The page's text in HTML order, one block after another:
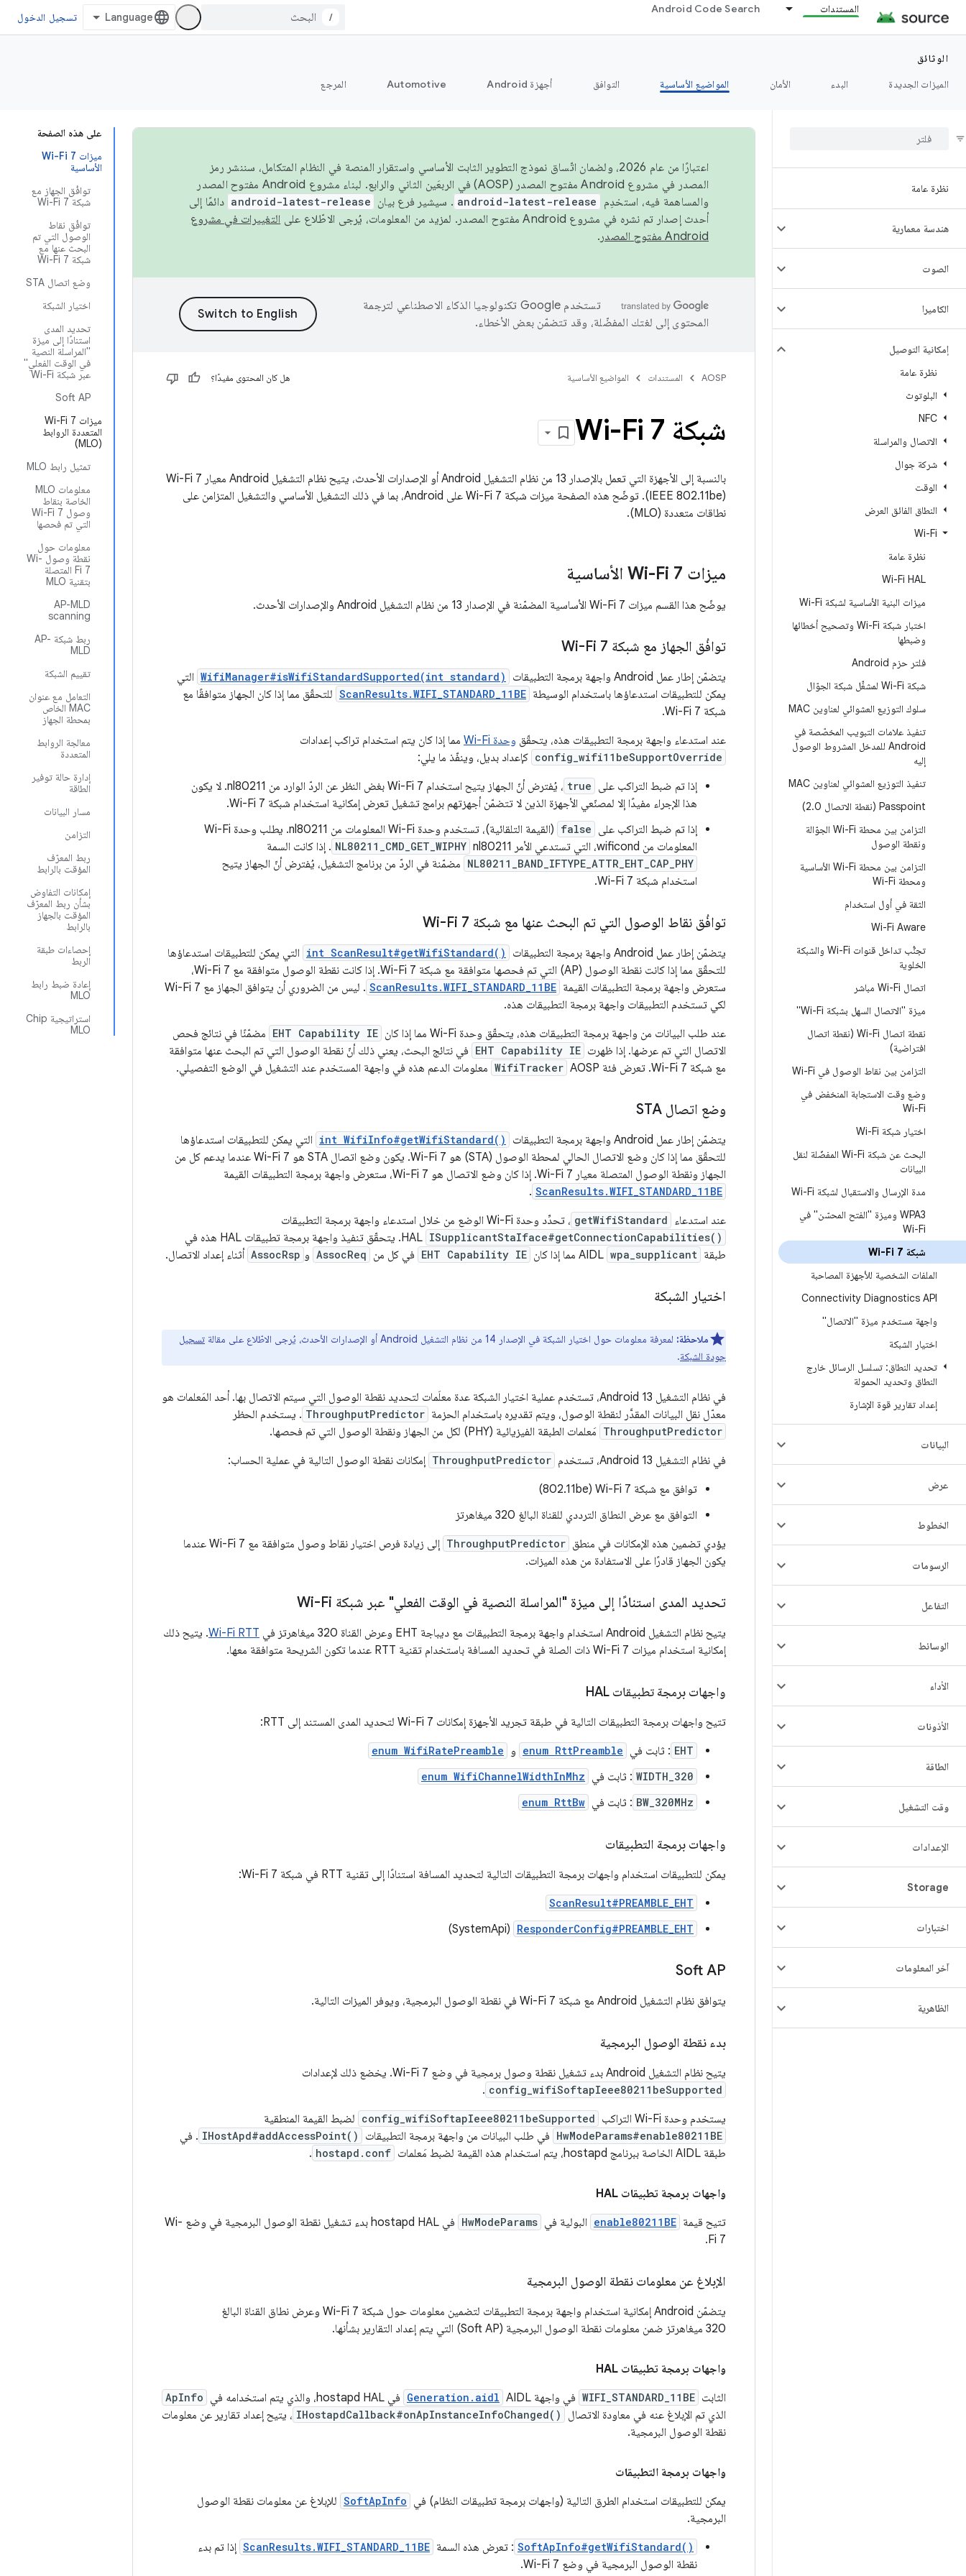
المستندات Android Code Search
/ تسجيل الدخول
الوثائق
الميزات الجديدة
البدء الأمان المواضيع الأساسية التوافق أجهزة Android Automotive المرجع
نظرة عامة
هندسة معمارية
الصوت
الكاميرا
إمكانية التوصيل
نظرة عامة
البلوتوث
NFC
الاتصال والمراسلة
شركة جوال‬
الوقت
النطاق الفائق العرض
Wi-Fi
نظرة عامة
Wi-Fi HAL
ميزات البنية الأساسية لشبكة Wi-Fi
اختبار شبكة Wi-Fi وتصحيح أخطائها
وضبطها
فلتر حزم Android
شبكة Wi-Fi لمشغِّل شبكة الجوّال
سلوك التوزيع العشوائي لعناوين MAC
تنفيذ علامات التبويب المخصّصة في
Android للمدخل المشروط الوصول
إليه
تنفيذ التوزيع العشوائي لعناوين MAC
‫Passpoint (نقطة الاتصال 2
.0)
التزامن بين محطة Wi-Fi الجوّالة
ونقطة الوصول
التزامن بين محطة Wi-Fi الأساسية
ومحطة Wi-Fi
الثقة في أول استخدام
Wi-Fi Aware
تجنُّب تداخل قنوات Wi-Fi والشبكة
الخلوية
اتصال Wi-Fi مباشر
ميزة "الاتصال السهل بشبكة Wi-Fi"
نقطة اتصال Wi-Fi (نقطة اتصال
افتراضية)
التزامن بين نقاط الوصول في Wi-Fi
وضع وقت الاستجابة المنخفض في
Wi-Fi
اختيار شبكة Wi-Fi
البحث عن شبكة Wi-Fi المفضّلة لنقل
البيانات
مدة الإرسال والاستقبال لشبكة Wi-Fi
WPA3 وميزة "الفتح المحسّن" في
Wi-Fi
شبكة Wi-Fi 7
الملفات الشخصية للأجهزة المصاحبة
Connectivity Diagnostics API
واجهة مستخدم ميزة "الاتصال"
اختيار الشبكة
تحديد النطاق: تسلسل الرسائل خارج
النطاق وتحديد الحمولة
إعداد تقارير قوة الإشارة
البيانات
عرض
الخطوط
الرسومات
التفاعل
الوسائط
الأداء
الأذونات
الطاقة
وقت التشغيل
الإعدادات
Storage
اختبارات
آخر المعلومات
الظاهرية
على هذه الصفحة
ميزات Wi-Fi 7
الأساسية
توافُق الجهاز مع
شبكة Wi-Fi 7
توافُق نقاط
الوصول التي تم
البحث عنها مع
شبكة Wi-Fi 7
وضع اتصال STA
اختيار الشبكة
تحديد المدى
استنادًا إلى ميزة
"المراسلة النصية
في الوقت الفعلي"
عبر شبكة Wi-Fi
Soft AP
ميزات Wi-Fi 7
المتعددة الروابط
(MLO)
تمثيل رابط MLO
معلومات MLO
الخاصة بنقاط
وصول Wi-Fi 7
التي تم فحصها
معلومات حول
نقطة وصول Wi-
Fi 7 المتصلة
بتقنية MLO
AP-MLD
scanning
ربط شبكة AP-
MLD
تقييم الشبكة
التعامل مع عنوان
MAC الخاص
بمحطة الجهاز
معالجة الروابط
المتعددة
إدارة حالة توفير
الطاقة
مسار البيانات
التزامن
ربط المعرّف
المؤقت بالرابط
إمكانات التفاوض
بشأن ربط المعرّف
المؤقت بالجهاز
بالرابط
إحصاءات طبقة
الربط
إعادة ضبط رابط
MLO
استراتيجية Chip
MLO
اعتبارًا من عام 2026، ولضمان اتّساق نموذج التطوير الثابت الأساسي واستقرار المنصة في النظام المتكامل، سننشر رمز
المصدر في مشروع Android مفتوح المصدر (AOSP) في الربعَين الثاني والرابع. لبناء مشروع Android مفتوح المصدر
والمساهمة فيه، استخدِم
android-latest-release . سيشير فرع بيان android-latest-release دائمًا إلى
أحدث إصدار تم نشره في مشروع Android مفتوح المصدر. لمزيد من المعلومات، يُرجى الاطّلاع على
التغييرات في مشروع
Android مفتوح المصدر
.
تستخدم Google تكنولوجيا الذكاء الاصطناعي لترجمة
المحتوى إلى لغتك المفضّلة، وقد تتضمّن بعض الأخطاء.
AOSP المستندات المواضيع الأساسية هل كان المحتوى مفيدًا؟
شبكة Wi-Fi 7
بالنسبة إلى الأجهزة التي تعمل بالإصدار 13 من نظام التشغيل Android أو الإصدارات الأحدث، يتيح نظام التشغيل Android معيار Wi-Fi 7
(IEEE 802.11be). توضّح هذه الصفحة ميزات شبكة Wi-Fi 7 على Android، بما في ذلك التشغيل الأساسي والتشغيل المتزامن على
نطاقات متعددة (MLO).
ميزات Wi-Fi 7 الأساسية
يوضّح هذا القسم ميزات Wi-Fi 7 الأساسية المضمّنة في الإصدار 13 من نظام التشغيل Android والإصدارات الأحدث.
توافُق الجهاز مع شبكة Wi-Fi 7
يتضمّن إطار عمل Android واجهة برمجة التطبيقات WifiManager#isWifiStandardSupported(int standard) التي
يمكن للتطبيقات استدعاؤها باستخدام الوسيطة ScanResults.WIFI_STANDARD_11BE للتحقّق مما إذا كان الجهاز متوافقًا مع
شبكة Wi-Fi 7.
عند استدعاء واجهة برمجة التطبيقات هذه، يتحقّق وحدة Wi-Fi مما إذا كان يتم استخدام تراكب إعدادات
config_wifi11beSupportOverride كإعداد بديل، وينفّذ ما يلي:
إذا تم ضبط التراكب على true
، يُفترض أنّ الجهاز يتيح استخدام Wi-Fi 7 بغض النظر عن الردّ الوارد من nl80211. لا يكون
هذا الإجراء مفيدًا إلا لمصنّعي الأجهزة الذين لا تتضمّن أجهزتهم برامج تشغيل تعرض إمكانية استخدام شبكة Wi-Fi 7.
إذا تم ضبط التراكب على false
(القيمة التلقائية)، تستخدم وحدة Wi-Fi المعلومات من nl80211. يطلب وحدة Wi-Fi
المعلومات من wificond، التي تستدعي الأمر nl80211
NL80211_CMD_GET_WIPHY . إذا كانت السمة
NL80211_BAND_IFTYPE_ATTR_EHT_CAP_PHY مضمّنة في الردّ من برنامج التشغيل، يُفترض أنّ الجهاز يتيح
استخدام شبكة Wi-Fi 7.
توافُق نقاط الوصول التي تم البحث عنها مع شبكة Wi-Fi 7
يتضمّن إطار عمل Android واجهة برمجة التطبيقات int ScanResult#getWifiStandard() التي يمكن للتطبيقات استدعاؤها
للتحقّق مما إذا كانت نقطة الوصول (AP) التي تم فحصها متوافقة مع شبكة Wi-Fi 7. إذا كانت نقطة الوصول متوافقة مع Wi-Fi 7،
ستعرض واجهة برمجة التطبيقات القيمة ScanResults.WIFI_STANDARD_11BE
. ليس من الضروري أن يتوافق الجهاز مع Wi-Fi 7
لكي تستخدم التطبيقات واجهة برمجة التطبيقات هذه.
عند طلب البيانات من واجهة برمجة التطبيقات هذه، يتحقّق وحدة Wi-Fi مما إذا كان
EHT Capability IE مضمّنًا في نتائج فحص
الاتصال التي تم عرضها. إذا ظهرت EHT Capability IE في نتائج البحث، يعني ذلك أنّ نقطة الوصول التي تم البحث عنها متوافقة
مع شبكة Wi-Fi 7. تعرض فئة AOSP
WifiTracker معلومات الدعم هذه في واجهة المستخدم عند التشغيل في الوضع التفصيلي.
وضع اتصال STA
يتضمّن إطار عمل Android واجهة برمجة التطبيقات int WifiInfo#getWifiStandard() التي يمكن للتطبيقات استدعاؤها
للتحقّق مما إذا كان وضع الاتصال الحالي لمحطة الوصول (STA) هو Wi-Fi 7. يكون وضع اتصال STA هو Wi-Fi 7 عندما يدعم كل من
الجهاز ونقطة الوصول المتصلة معيار Wi-Fi 7. إذا كان وضع الاتصال هو Wi-Fi 7، ستعرض واجهة برمجة التطبيقات القيمة
ScanResults.WIFI_STANDARD_11BE
.
عند استدعاء getWifiStandard ، تحدِّد وحدة Wi-Fi الوضع من خلال استدعاء واجهة برمجة التطبيقات
ISupplicantStaIface#getConnectionCapabilities()
HAL. يتحقّق تنفيذ واجهة برمجة تطبيقات HAL هذه في
طبقة wpa_supplicant
EHT Capability IE في كل من AssocReq و AssocRsp أثناء إعداد الاتصال.
اختيار الشبكة
ملاحظة: لمعرفة معلومات حول اختيار الشبكة في الإصدار 14 من نظام التشغيل Android أو الإصدارات الأحدث، يُرجى الاطّلاع على مقالة
تسجيل
جودة الشبكة.
في نظام التشغيل Android 13، تستخدم عملية اختيار الشبكة عدة معلَمات لتحديد نقطة الوصول التي سيتم الاتصال بها. أحد المَعلمات هو
معدّل نقل البيانات المقدَّر لنقطة الوصول، ويتم تقديره باستخدام الحزمة ThroughputPredictor . يستخدم الحظر
ThroughputPredictor مَعلمات الطبقة الفيزيائية (PHY) لكل من الجهاز ونقطة الوصول التي تم فحصها.
في نظام التشغيل Android 13، تستخدم
ThroughputPredictor إمكانات نقطة الوصول التالية في عملية الحساب:
توافق مع شبكة Wi-Fi 7‏ (802.11be)
التوافق مع عرض النطاق الترددي للقناة البالغ 320 ميغاهرتز
يؤدي تضمين هذه الإمكانات في منطق ThroughputPredictor
إلى زيادة فرص اختيار نقاط وصول متوافقة مع Wi-Fi 7 عندما
يكون الجهاز قادرًا على الاستفادة من هذه الميزات.
تحديد المدى استنادًا إلى ميزة "المراسلة النصية في الوقت الفعلي" عبر شبكة Wi-Fi
يتيح نظام التشغيل Android استخدام واجهة برمجة التطبيقات مع ديباجة EHT وعرض القناة 320 ميغاهرتز في Wi-Fi RTT. يتيح ذلك
إمكانية استخدام ميزات Wi-Fi 7 ذات الصلة في تحديد المسافة باستخدام تقنية RTT عندما تكون الشريحة متوافقة معها.
واجهات برمجة تطبيقات HAL
تتيح واجهات برمجة التطبيقات التالية في طبقة تجريد الأجهزة إمكانات Wi-Fi 7 لتحديد المدى المستند إلى RTT:
EHT : ثابت في enum RttPreamble و
enum WifiRatePreamble
WIDTH_320 : ثابت في enum WifiChannelWidthInMhz
BW_320MHz : ثابت في enum RttBw
واجهات برمجة التطبيقات
يمكن للتطبيقات استخدام واجهات برمجة التطبيقات التالية لتحديد المسافة استنادًا إلى تقنية RTT في شبكة Wi-Fi 7:
ScanResult#PREAMBLE_EHT
ResponderConfig#PREAMBLE_EHT
(SystemApi)
Soft AP
يتوافق نظام التشغيل Android مع شبكة Wi-Fi 7 في نقطة الوصول البرمجية، ويوفر الميزات التالية.
بدء نقطة الوصول البرمجية
يتيح نظام التشغيل Android بدء تشغيل نقطة وصول برمجية في وضع Wi-Fi 7. يخضع ذلك لإعدادات
config_wifiSoftapIeee80211beSupported
.
يستخدم وحدة Wi-Fi التراكب
config_wifiSoftapIeee80211beSupported لضبط القيمة المنطقية
HwModeParams#enable80211BE في طلب البيانات من واجهة برمجة التطبيقات IHostApd#addAccessPoint() . في
طبقة AIDL الخاصة ببرنامج hostapd، يتم استخدام هذه القيمة لضبط مَعلمات
hostapd.conf
.
واجهات برمجة تطبيقات HAL
تتيح قيمة enable80211BE البولية في HwModeParams
في hostapd HAL بدء تشغيل نقطة الوصول البرمجية في وضع Wi-
Fi 7.
الإبلاغ عن معلومات نقطة الوصول البرمجية
يتضمّن Android إمكانية استخدام واجهة برمجة التطبيقات لتضمين معلومات حول شبكة Wi-Fi 7 وعرض نطاق القناة البالغ
320 ميغاهرتز ضمن معلومات نقطة الوصول البرمجية (Soft AP) التي يتم إعداد التقارير بشأنها.
واجهات برمجة تطبيقات HAL
الثابت WIFI_STANDARD_11BE في واجهة AIDL Generation.aidl في hostapd HAL، والذي يتم استخدامه في ApInfo
الذي تم الإبلاغ عنه في معاودة الاتصال IHostapdCallback#onApInstanceInfoChanged() ، يتيح إعداد تقارير عن معلومات
نقطة الوصول البرمجية.
واجهات برمجة التطبيقات
يمكن للتطبيقات استخدام الطرق التالية (واجهات برمجة تطبيقات النظام) في SoftApInfo للإبلاغ عن معلومات نقطة الوصول
البرمجية.
SoftApInfo#getWifiStandard() : تعرض هذه السمة ScanResults.WIFI_STANDARD_11BE إذا تم بدء
نقطة الوصول البرمجية في وضع Wi-Fi 7.